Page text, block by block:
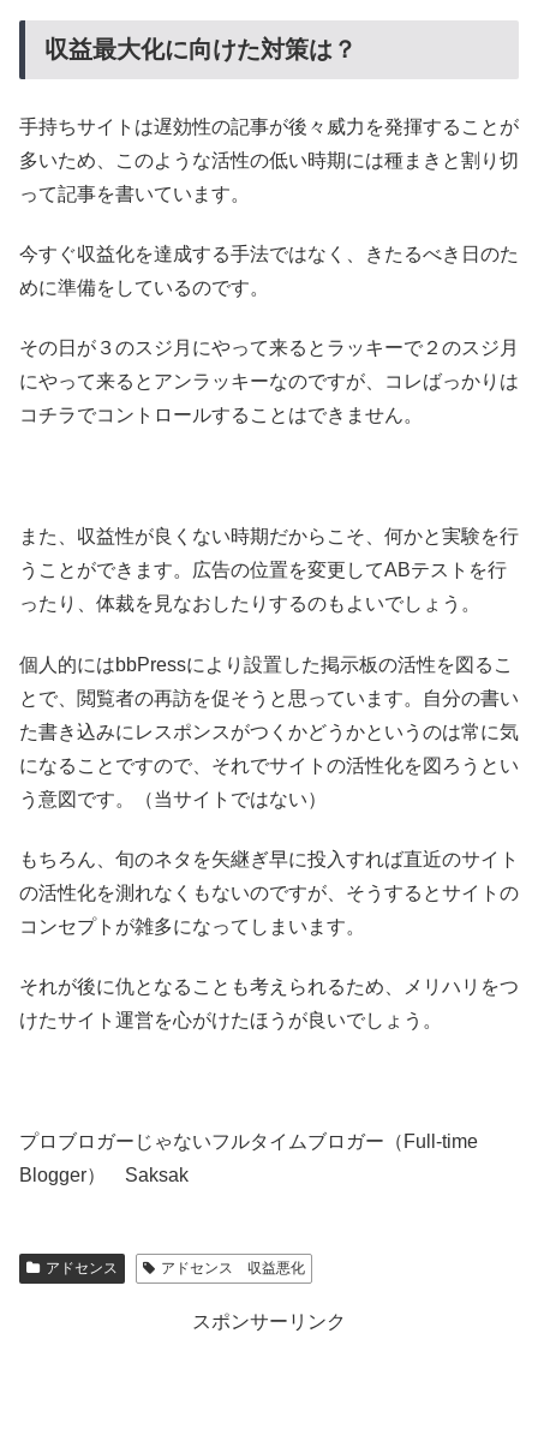
収益最大化に向けた対策は？
手持ちサイトは遅効性の記事が後々威力を発揮することが
多いため、このような活性の低い時期には種まきと割り切
って記事を書いています。
今すぐ収益化を達成する手法ではなく、きたるべき日のた
めに準備をしているのです。
その日が３のスジ月にやって来るとラッキーで２のスジ月
にやって来るとアンラッキーなのですが、コレばっかりは
コチラでコントロールすることはできません。
また、収益性が良くない時期だからこそ、何かと実験を行
うことができます。広告の位置を変更してABテストを行
ったり、体裁を見なおしたりするのもよいでしょう。
個人的にはbbPressにより設置した掲示板の活性を図るこ
とで、閲覧者の再訪を促そうと思っています。自分の書い
た書き込みにレスポンスがつくかどうかというのは常に気
になることですので、それでサイトの活性化を図ろうとい
う意図です。（当サイトではない）
もちろん、旬のネタを矢継ぎ早に投入すれば直近のサイト
の活性化を測れなくもないのですが、そうするとサイトの
コンセプトが雑多になってしまいます。
それが後に仇となることも考えられるため、メリハリをつ
けたサイト運営を心がけたほうが良いでしょう。
プロブロガーじゃないフルタイムブロガー（Full-time
Blogger） Saksak
アドセンス アドセンス 収益悪化
スポンサーリンク